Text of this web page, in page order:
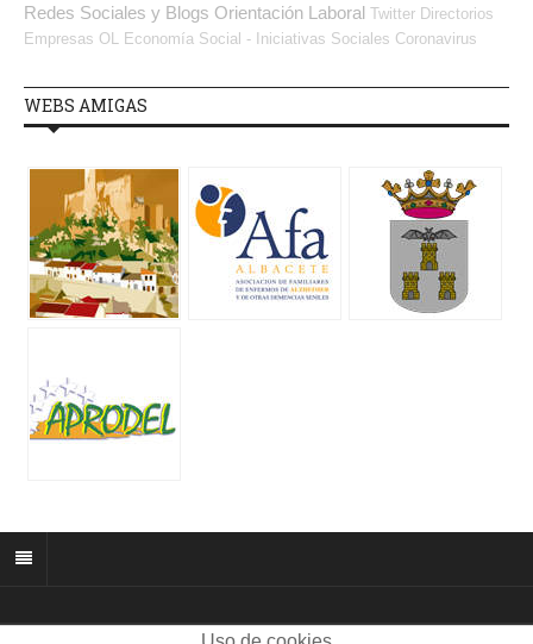
Redes Sociales y Blogs Orientación Laboral Twitter Directorios
Empresas OL Economía Social - Iniciativas Sociales Coronavirus
WEBS AMIGAS